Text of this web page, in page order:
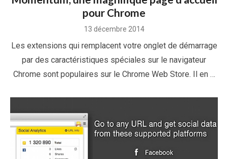
pour Chrome
Posted
13 décembre 2014
Les extensions qui remplacent votre onglet de démarrage
par des caractéristiques spéciales sur le navigateur
Chrome sont populaires sur le Chrome Web Store. Il en …